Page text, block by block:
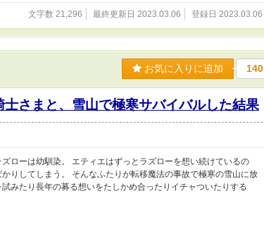
文字数 21,296 最終更新日 2023.03.06 登録日 2023.03.06
お気に入りに追加 140
士さまと、雪山で極寒サバイバルした結果
ローは幼馴染。 エティエはずっとラズローを想い続けているの
りしてしまう。 そんなふたりが転移魔法の事故で極寒の雪山に放
みたり長年の募る想いをたしかめ合ったりイチャついたりする